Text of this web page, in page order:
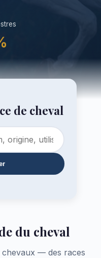
de cheval
du cheval
chevaux — des races